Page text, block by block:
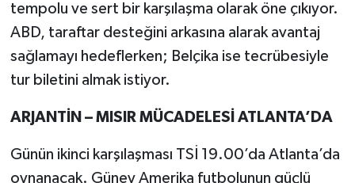
tempolu ve sert bir karşılaşma olarak öne çıkıyor.
ABD, taraftar desteğini arkasına alarak avantaj
sağlamayı hedeflerken; Belçika ise tecrübesiyle
tur biletini almak istiyor.
ARJANTİN – MISIR MÜCADELESİ ATLANTA’DA
Günün ikinci karşılaşması TSİ 19.00’da Atlanta’da
oynanacak. Güney Amerika futbolunun güçlü